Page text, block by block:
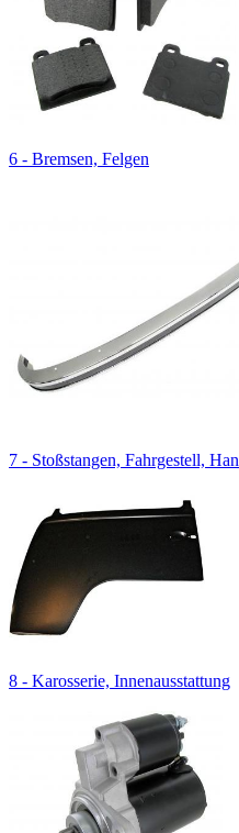
6 - Bremsen, Felgen
7 - Stoßstangen, Fahrgestell,
8 - Karosserie, Innenausstattung